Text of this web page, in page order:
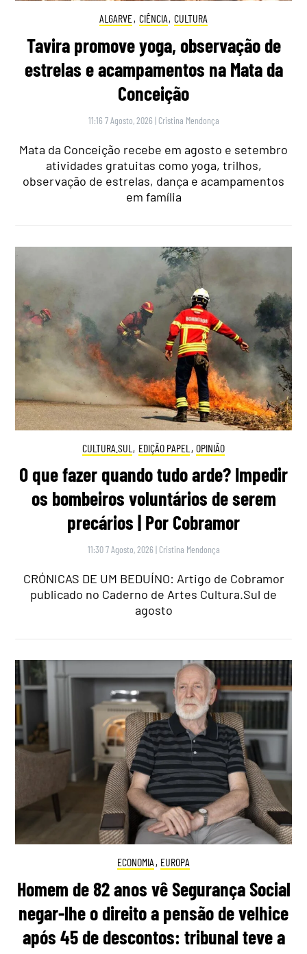
ALGARVE, CIÊNCIA, CULTURA
Tavira promove yoga, observação de
estrelas e acampamentos na Mata da
Conceição
11:16 7 Agosto, 2026 | Cristina Mendonça
Mata da Conceição recebe em agosto e setembro
atividades gratuitas como yoga, trilhos,
observação de estrelas, dança e acampamentos
em família
CULTURA.SUL , EDIÇÃO PAPEL , OPINIÃO
O que fazer quando tudo arde? Impedir
os bombeiros voluntários de serem
precários | Por Cobramor
11:30 7 Agosto, 2026 | Cristina Mendonça
CRÓNICAS DE UM BEDUÍNO: Artigo de Cobramor
publicado no Caderno de Artes Cultura.Sul de
agosto
ECONOMIA , EUROPA
Homem de 82 anos vê Segurança Social
negar-lhe o direito a pensão de velhice
após 45 de descontos: tribunal teve a